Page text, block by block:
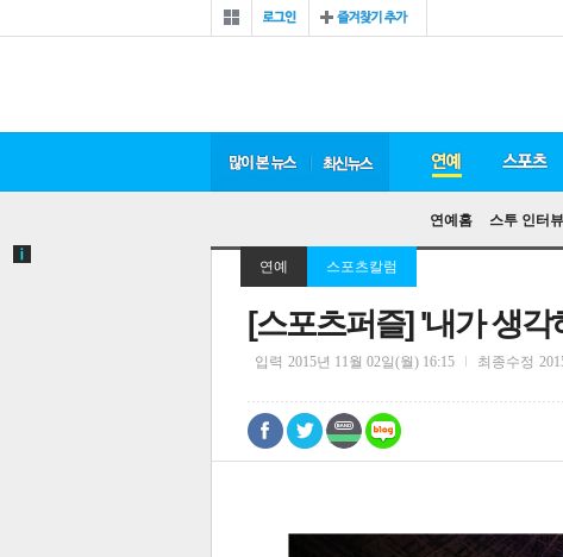
연예홈 스투 인터
연예 스포츠칼럼
[스포츠퍼즐] '내가 생
입력 2015년 11월 02일(월) 16:15 최종수정
0